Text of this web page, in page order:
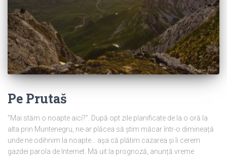
Pe Prutaš
”Mai stăm o noapte aici?”. După opt zile planificate de la o oră la
alta prin Muntenegru, ne-ar plăcea să știm măcar într-o dimineață
unde ne odihnim la noapte… așa că plătim cazarea și îi cerem
gazdei parola de Internet. Mă uit la prognoză, anunță vreme